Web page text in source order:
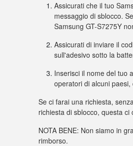
Assicurati che il tuo
messaggio di sblocco.
Samsung GT-S7275Y
Assicurati di inviare il
sull'adesivo sotto la
Inserisci il nome del tuo
operatori di alcuni
Se ci farai una richiesta,
richiesta di sblocco, questa
NOTA BENE: Non siamo in
rimborso.